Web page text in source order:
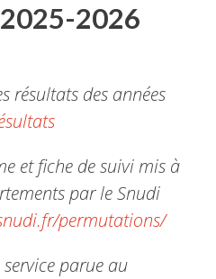
2026
résultats des années
et fiche de suivi mis à
par le Snudi
permutations/
parue au